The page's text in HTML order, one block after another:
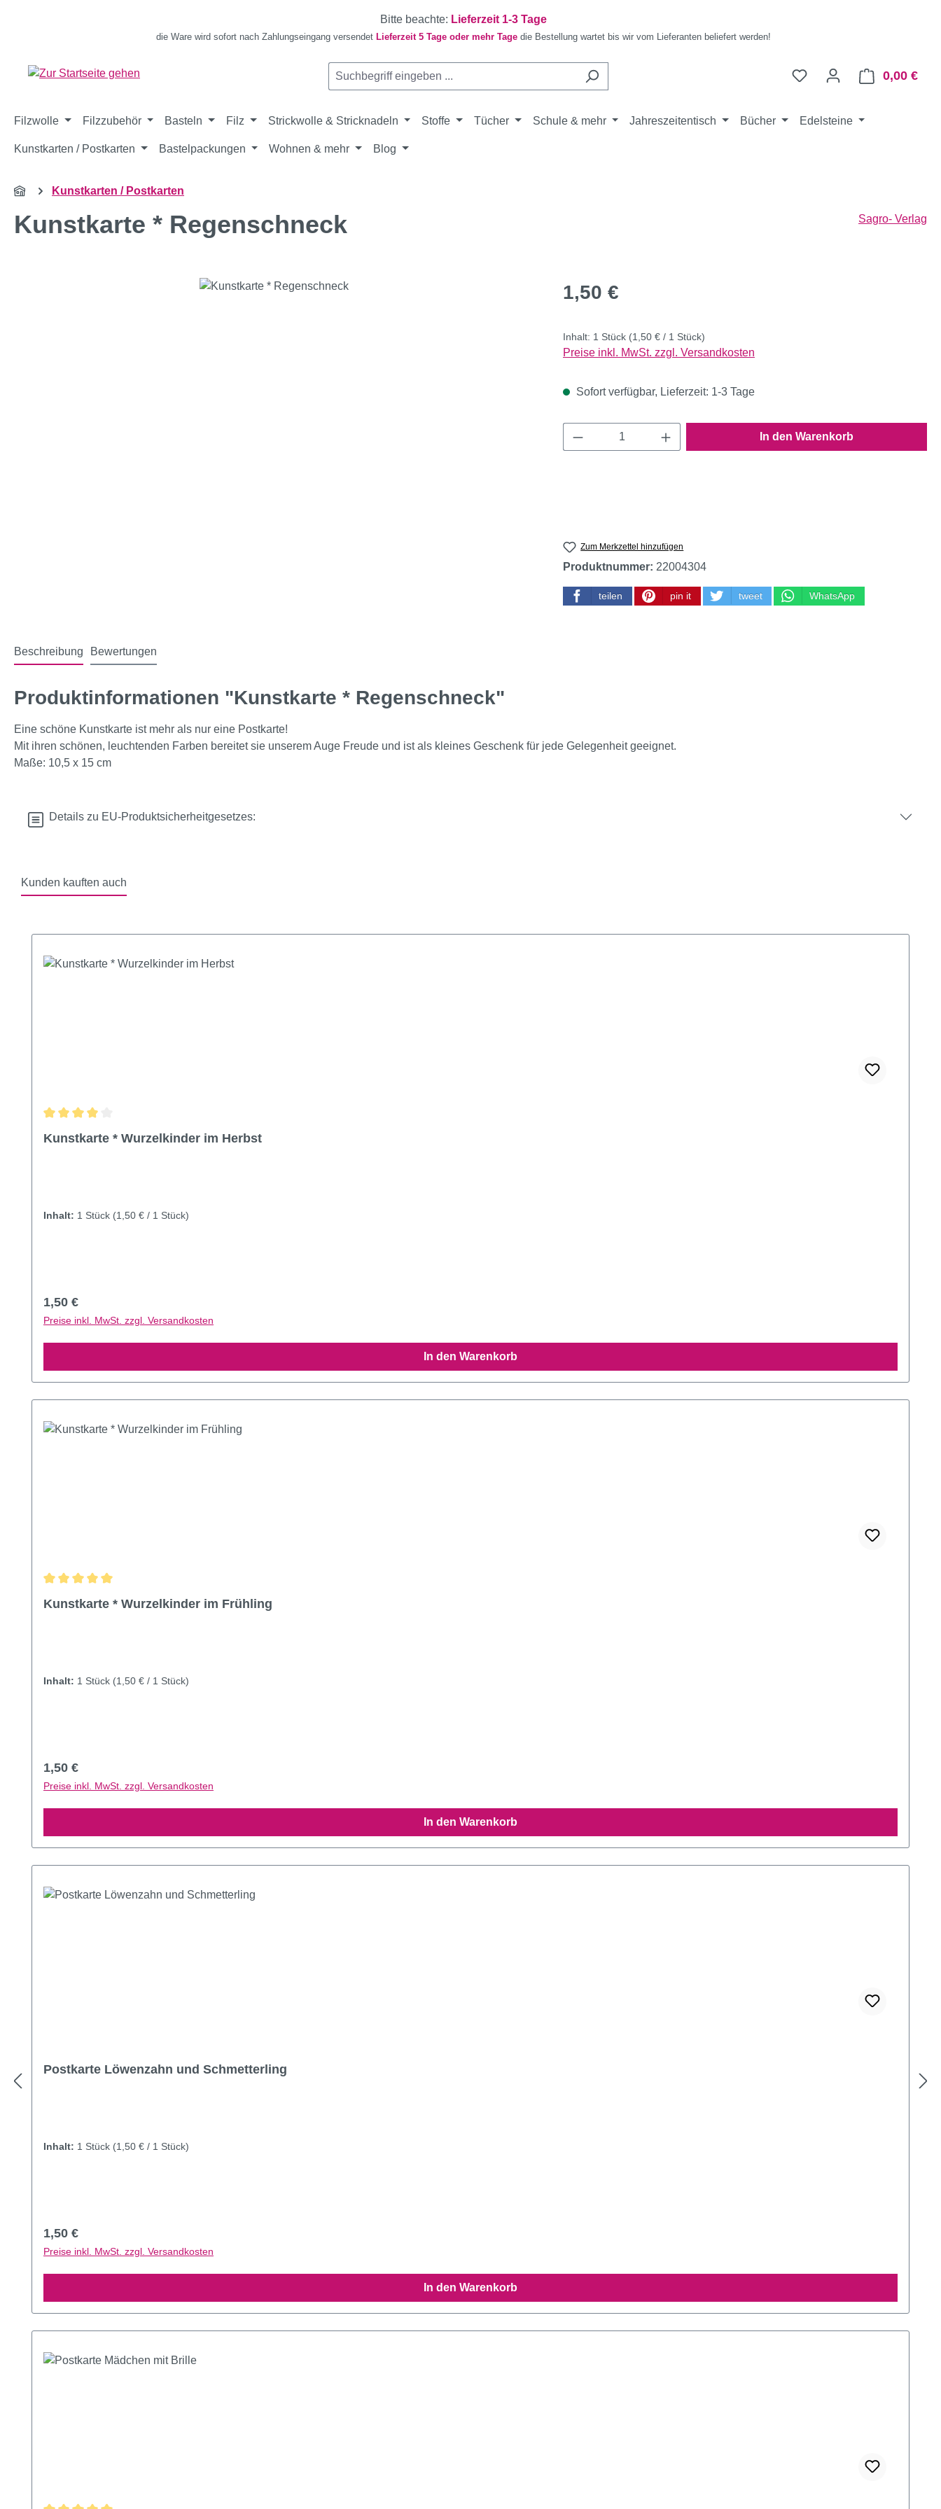
Bitte beachte: Lieferzeit 1-3 Tage
die Ware wird sofort nach Zahlungseingang versendet Lieferzeit 5 Tage oder mehr Tage die Bestellung wartet bis wir vom Lieferanten beliefert werden!
0,00 €
Filzwolle Filzzubehör Basteln Filz Strickwolle & Stricknadeln Stoffe Tücher Schule & mehr Jahreszeitentisch Bücher Edelsteine
Kunstkarten / Postkarten Bastelpackungen Wohnen & mehr Blog
Kunstkarten / Postkarten
Kunstkarte * Regenschneck Sagro- Verlag
Regulärer Preis:
1,50 €
Inhalt: 1 Stück (1,50 € / 1 Stück)
Preise inkl. MwSt. zzgl. Versandkosten
Sofort verfügbar, Lieferzeit: 1-3 Tage
Produkt Anzahl: Gib den gewünschten Wert ein
In den Warenkorb
Zum Merkzettel hinzufügen
Produktnummer: 22004304
teilen pin it tweet WhatsApp
Beschreibung Bewertungen
Produktinformationen "Kunstkarte * Regenschneck"
Eine schöne Kunstkarte ist mehr als nur eine Postkarte!
Mit ihren schönen, leuchtenden Farben bereitet sie unserem Auge Freude und ist als kleines Geschenk für jede Gelegenheit geeignet.
Maße: 10,5 x 15 cm
Details zu EU-Produktsicherheitgesetzes:
Kunden kauften auch
Durchschnittliche Bewertung von 4 von 5 Sternen
Kunstkarte * Wurzelkinder im Herbst
Inhalt: 1 Stück (1,50 € / 1 Stück)
Regulärer Preis:
1,50 €
Preise inkl. MwSt. zzgl. Versandkosten
In den Warenkorb
Durchschnittliche Bewertung von 5 von 5 Sternen
Kunstkarte * Wurzelkinder im Frühling
Inhalt: 1 Stück (1,50 € / 1 Stück)
Regulärer Preis:
1,50 €
Preise inkl. MwSt. zzgl. Versandkosten
In den Warenkorb
Postkarte Löwenzahn und Schmetterling
Inhalt: 1 Stück (1,50 € / 1 Stück)
Regulärer Preis:
1,50 €
Preise inkl. MwSt. zzgl. Versandkosten
In den Warenkorb